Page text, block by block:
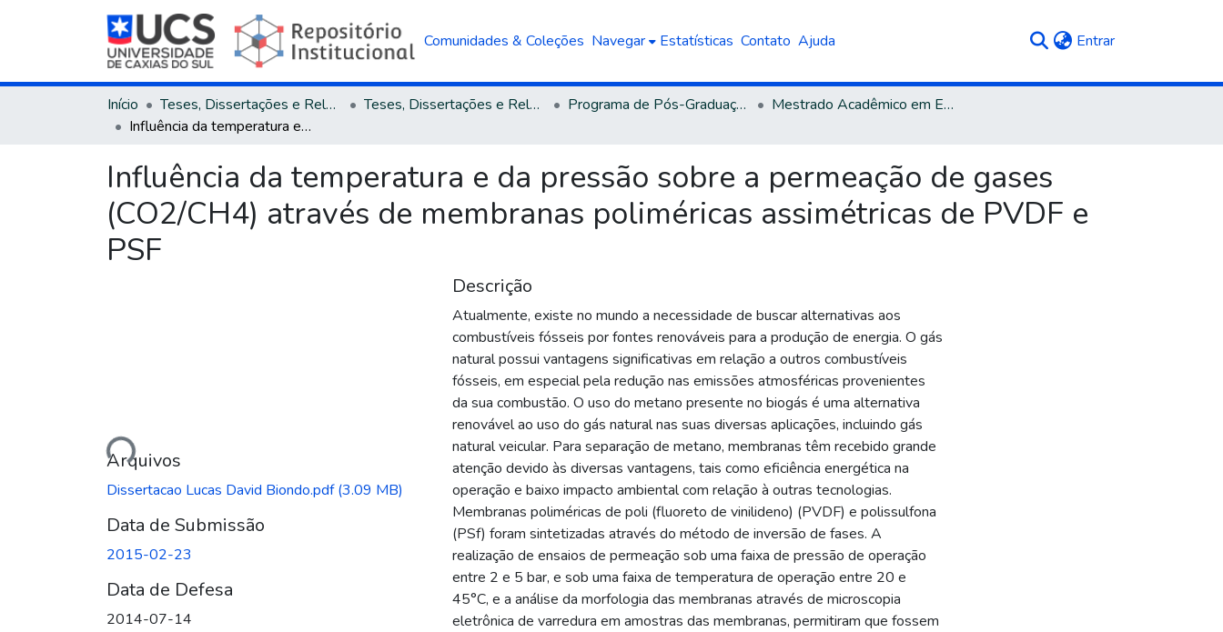
Comunidades & Coleções Navegar Estatísticas Contato Ajuda Entrar(current)
Início Teses, Dissertações e Relatórios Teses, Dissertações e Relatórios defendidos na UCS Programa de Pós-Graduação em Engenharia de Processos e Tecnologias
Mestrado Acadêmico em Engenharia de Processos e Tecnologias
Influência da temperatura e da pressão sobre a permeação de gases (CO2/CH4) através de membranas poliméricas assimétricas de PVDF e PSF
Influência da temperatura e da pressão sobre a permeação de gases
(CO2/CH4) através de membranas poliméricas assimétricas de PVDF e
PSF
Carregando...
Arquivos
Dissertacao Lucas David Biondo.pdf(3.09 MB)
Data de Submissão
2015-02-23
Data de Defesa
2014-07-14
Descrição
Atualmente, existe no mundo a necessidade de buscar alternativas aos
combustíveis fósseis por fontes renováveis para a produção de energia. O gás
natural possui vantagens significativas em relação a outros combustíveis
fósseis, em especial pela redução nas emissões atmosféricas provenientes
da sua combustão. O uso do metano presente no biogás é uma alternativa
renovável ao uso do gás natural nas suas diversas aplicações, incluindo gás
natural veicular. Para separação de metano, membranas têm recebido grande
atenção devido às diversas vantagens, tais como eficiência energética na
operação e baixo impacto ambiental com relação à outras tecnologias.
Membranas poliméricas de poli (fluoreto de vinilideno) (PVDF) e polissulfona
(PSf) foram sintetizadas através do método de inversão de fases. A
realização de ensaios de permeação sob uma faixa de pressão de operação
entre 2 e 5 bar, e sob uma faixa de temperatura de operação entre 20 e
45°C, e a análise da morfologia das membranas através de microscopia
eletrônica de varredura em amostras das membranas, permitiram que fossem